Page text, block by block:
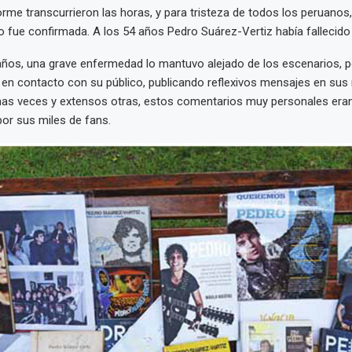
transcurrieron las horas, y para tristeza de todos los
fue confirmada. A los 54 años Pedro Suárez-Vertiz había
una grave enfermedad lo mantuvo alejado de los escenarios,
contacto con su público, publicando reflexivos mensajes en sus
veces y extensos otras, estos comentarios muy personales
sus miles de fans.